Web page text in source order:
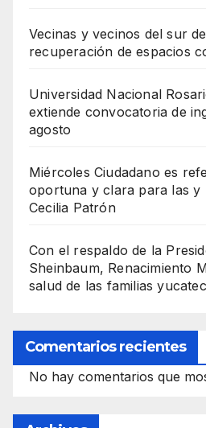
Vecinas y vecinos del sur
recuperación de espacios
Universidad Nacional
extiende convocatoria de
agosto
Miércoles Ciudadano es
oportuna y clara para las y
Cecilia Patrón
Con el respaldo de la
Sheinbaum, Renacimiento
salud de las familias
Comentarios recientes
No hay comentarios que